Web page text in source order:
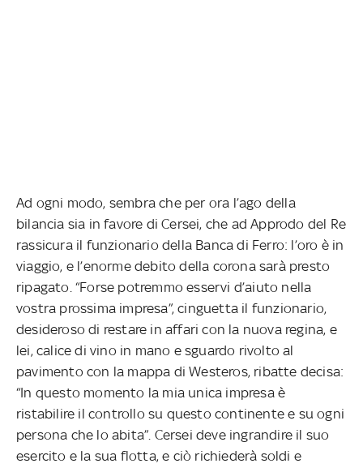
Ad ogni modo, sembra che per ora l’ago della
bilancia sia in favore di Cersei, che ad Approdo del Re
rassicura il funzionario della Banca di Ferro: l’oro è in
viaggio, e l’enorme debito della corona sarà presto
ripagato. “Forse potremmo esservi d’aiuto nella
vostra prossima impresa”, cinguetta il funzionario,
desideroso di restare in affari con la nuova regina, e
lei, calice di vino in mano e sguardo rivolto al
pavimento con la mappa di Westeros, ribatte decisa:
“In questo momento la mia unica impresa è
ristabilire il controllo su questo continente e su ogni
persona che lo abita”. Cersei deve ingrandire il suo
esercito e la sua flotta, e ciò richiederà soldi e